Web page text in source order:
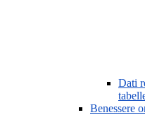
Dati
Benessere